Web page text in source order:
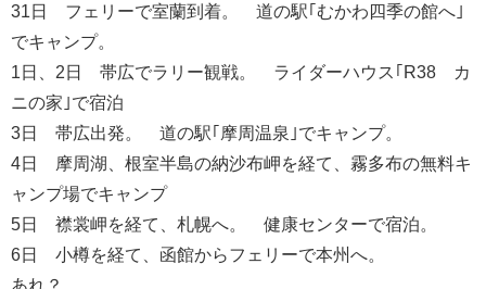
31日 フェリーで室蘭到着。 道の駅｢むかわ四季の館へ｣
でキャンプ。
1日、2日 帯広でラリー観戦。 ライダーハウス｢R38 カ
ニの家｣で宿泊
3日 帯広出発。 道の駅｢摩周温泉｣でキャンプ。
4日 摩周湖、根室半島の納沙布岬を経て、霧多布の無料キ
ャンプ場でキャンプ
5日 襟裳岬を経て、札幌へ。 健康センターで宿泊。
6日 小樽を経て、函館からフェリーで本州へ。
あれ？